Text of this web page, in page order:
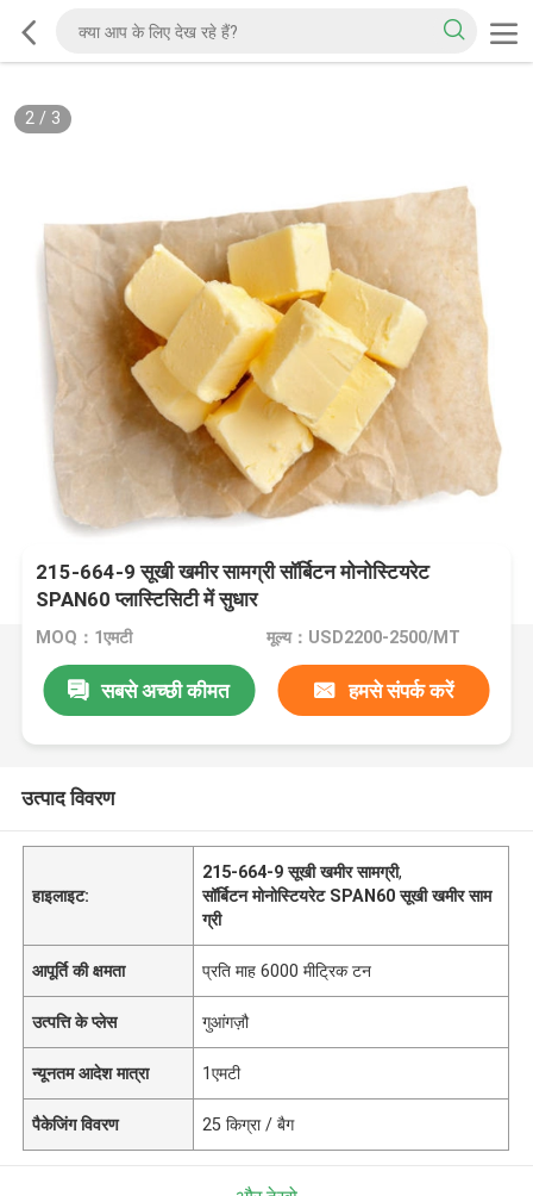
2/ 3
215-664-9 सूखी खमीर सामग्री सॉर्बिटन मोनोस्टियरेट
SPAN60 प्लास्टिसिटी में सुधार
MOQ：1एमटी मूल्य：USD2200-2500/MT
सबसे अच्छी कीमत हमसे संपर्क करें
उत्पाद विवरण
हाइलाइट:
215-664-9 सूखी खमीर सामग्री,
सॉर्बिटन मोनोस्टियरेट SPAN60 सूखी खमीर साम
ग्री
आपूर्ति की क्षमता प्रति माह 6000 मीट्रिक टन
उत्पत्ति के प्लेस गुआंगज़ौ
न्यूनतम आदेश मात्रा 1एमटी
पैकेजिंग विवरण 25 किग्रा / बैग